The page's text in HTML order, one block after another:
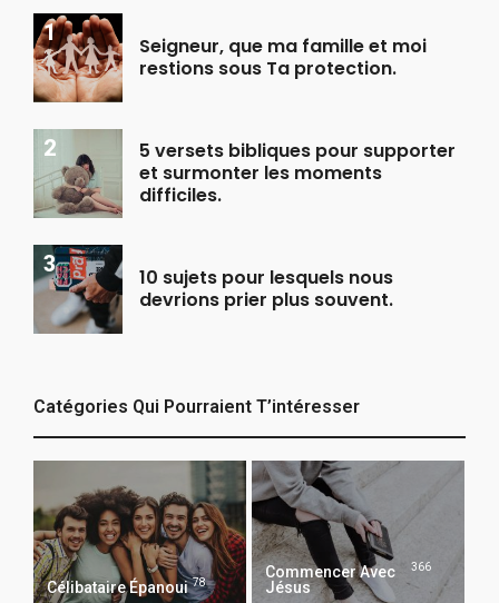
Seigneur, que ma famille et moi
restions sous Ta protection.
5 versets bibliques pour supporter
et surmonter les moments
difficiles.
10 sujets pour lesquels nous
devrions prier plus souvent.
Catégories Qui Pourraient T’intéresser
Célibataire Épanoui 78
Commencer Avec
Jésus
366